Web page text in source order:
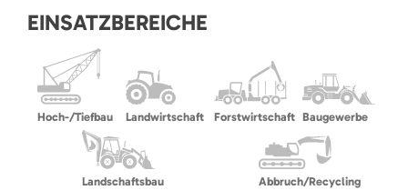
EINSATZBEREICHE
Hoch-/Tiefbau Landwirtschaft Forstwirtschaft Baugewerbe
Landschaftsbau Abbruch/Recycling